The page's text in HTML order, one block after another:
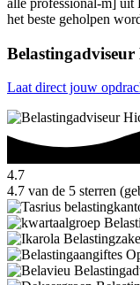
het beste geholpen
Laat direct jouw
4.7
4.7 van de 5 sterren